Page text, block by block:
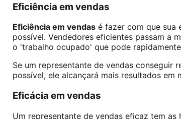
Eficiência em vendas
Eficiência em vendas é fazer com que sua
possível. Vendedores eficientes passam a
o 'trabalho ocupado' que pode
Se um representante de vendas conseguir
possível, ele alcançará mais resultados em
Eficácia em vendas
Um representante de vendas eficaz tem